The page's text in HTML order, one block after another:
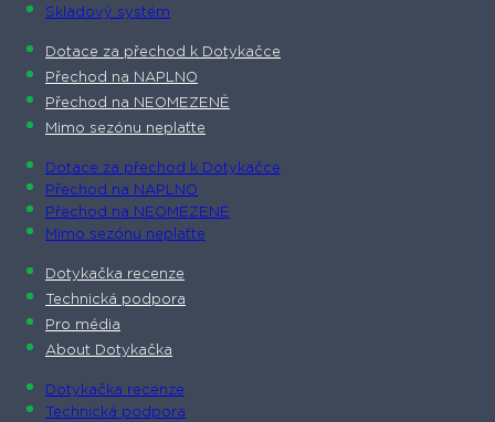
Skladový systém
Dotace za přechod k Dotykačce
Přechod na NAPLNO
Přechod na NEOMEZENĚ
Mimo sezónu neplaťte
Dotace za přechod k Dotykačce
Přechod na NAPLNO
Přechod na NEOMEZENĚ
Mimo sezónu neplaťte
Dotykačka recenze
Technická podpora
Pro média
About Dotykačka
Dotykačka recenze
Technická podpora